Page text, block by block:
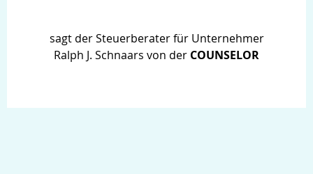
sagt der Steuerberater für Unternehmer
Ralph J. Schnaars von der COUNSELOR